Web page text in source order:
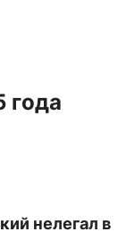
года
нелегал в